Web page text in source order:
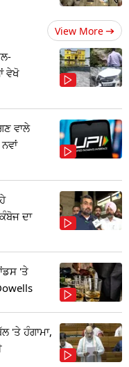
View More
ਵੇਖੋ
ਵਾਲੇ
ਦਾ
'ਤੇ
'ਤੇ ਹੰਗਾਮਾ,